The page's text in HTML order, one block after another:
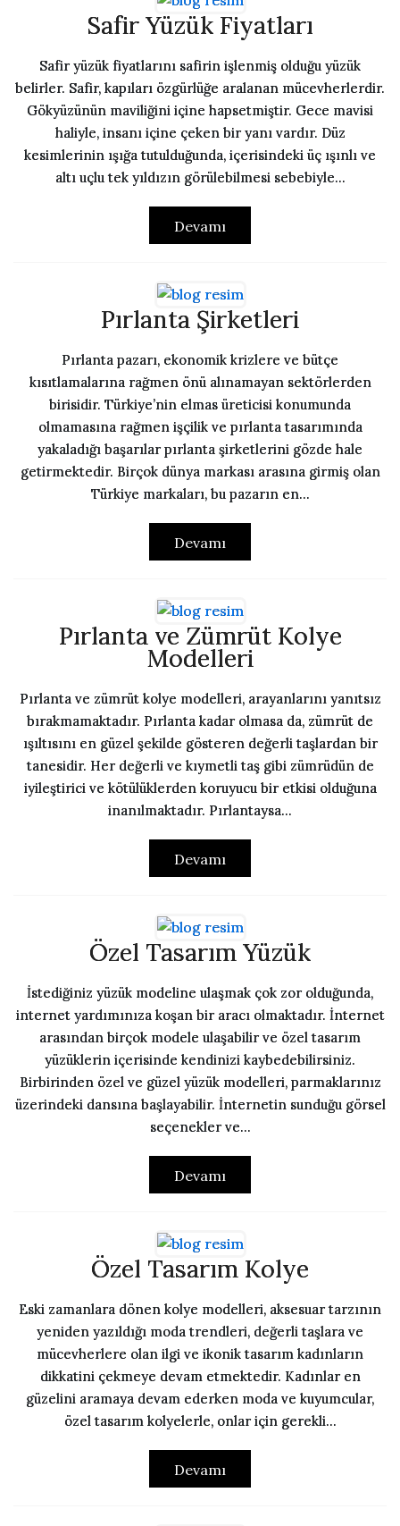
Safir Yüzük Fiyatları
Safir yüzük fiyatlarını safirin işlenmiş olduğu yüzük
belirler. Safir, kapıları özgürlüğe aralanan mücevherlerdir.
Gökyüzünün maviliğini içine hapsetmiştir. Gece mavisi
haliyle, insanı içine çeken bir yanı vardır. Düz
kesimlerinin ışığa tutulduğunda, içerisindeki üç ışınlı ve
altı uçlu tek yıldızın görülebilmesi sebebiyle...
Devamı
Pırlanta Şirketleri
Pırlanta pazarı, ekonomik krizlere ve bütçe
kısıtlamalarına rağmen önü alınamayan sektörlerden
birisidir. Türkiye’nin elmas üreticisi konumunda
olmamasına rağmen işçilik ve pırlanta tasarımında
yakaladığı başarılar pırlanta şirketlerini gözde hale
getirmektedir. Birçok dünya markası arasına girmiş olan
Türkiye markaları, bu pazarın en...
Devamı
Pırlanta ve Zümrüt Kolye
Modelleri
Pırlanta ve zümrüt kolye modelleri, arayanlarını yanıtsız
bırakmamaktadır. Pırlanta kadar olmasa da, zümrüt de
ışıltısını en güzel şekilde gösteren değerli taşlardan bir
tanesidir. Her değerli ve kıymetli taş gibi zümrüdün de
iyileştirici ve kötülüklerden koruyucu bir etkisi olduğuna
inanılmaktadır. Pırlantaysa...
Devamı
Özel Tasarım Yüzük
İstediğiniz yüzük modeline ulaşmak çok zor olduğunda,
internet yardımınıza koşan bir aracı olmaktadır. İnternet
arasından birçok modele ulaşabilir ve özel tasarım
yüzüklerin içerisinde kendinizi kaybedebilirsiniz.
Birbirinden özel ve güzel yüzük modelleri, parmaklarınız
üzerindeki dansına başlayabilir. İnternetin sunduğu görsel
seçenekler ve...
Devamı
Özel Tasarım Kolye
Eski zamanlara dönen kolye modelleri, aksesuar tarzının
yeniden yazıldığı moda trendleri, değerli taşlara ve
mücevherlere olan ilgi ve ikonik tasarım kadınların
dikkatini çekmeye devam etmektedir. Kadınlar en
güzelini aramaya devam ederken moda ve kuyumcular,
özel tasarım kolyelerle, onlar için gerekli...
Devamı